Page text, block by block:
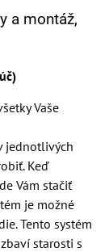
a montáž,
Vaše
jednotlivých
Keď
Vám stačiť
je možné
Tento systém
starosti s